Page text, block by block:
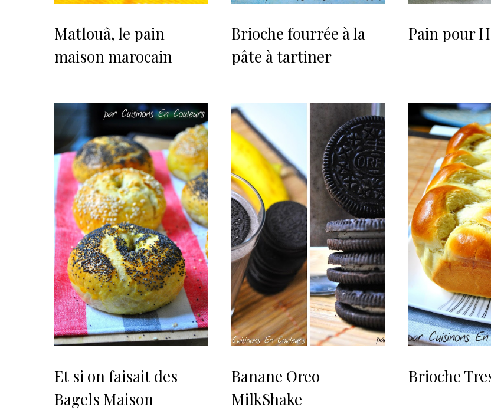
Matlouâ, le pain
maison marocain
Brioche fourrée à la
pâte à tartiner
Pain pour
Et si on faisait des
Bagels Maison
Banane Oreo
MilkShake
Brioche